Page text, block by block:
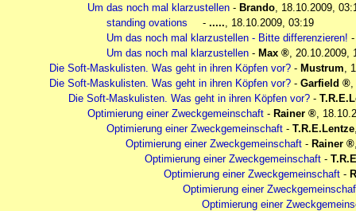
Um das noch mal klarzustellen - Brando 18.10.2009,
standing ovations
- .....
18.10.2009, 03:19
Um das noch mal klarzustellen - Bitte differenzieren!
Um das noch mal klarzustellen - Max
20.10.2009,
Die Soft-Maskulisten. Was geht in ihren Köpfen vor? - Mustrum
Die Soft-Maskulisten. Was geht in ihren Köpfen vor? - Garfield
Die Soft-Maskulisten. Was geht in ihren Köpfen vor? -
Optimierung einer Zweckgemeinschaft - Rainer
Optimierung einer Zweckgemeinschaft - T.R.E.Lentze
Optimierung einer Zweckgemeinschaft - Rainer
Optimierung einer Zweckgemeinschaft -
Optimierung einer Zweckgemeinschaft -
Optimierung einer
Optimierung einer